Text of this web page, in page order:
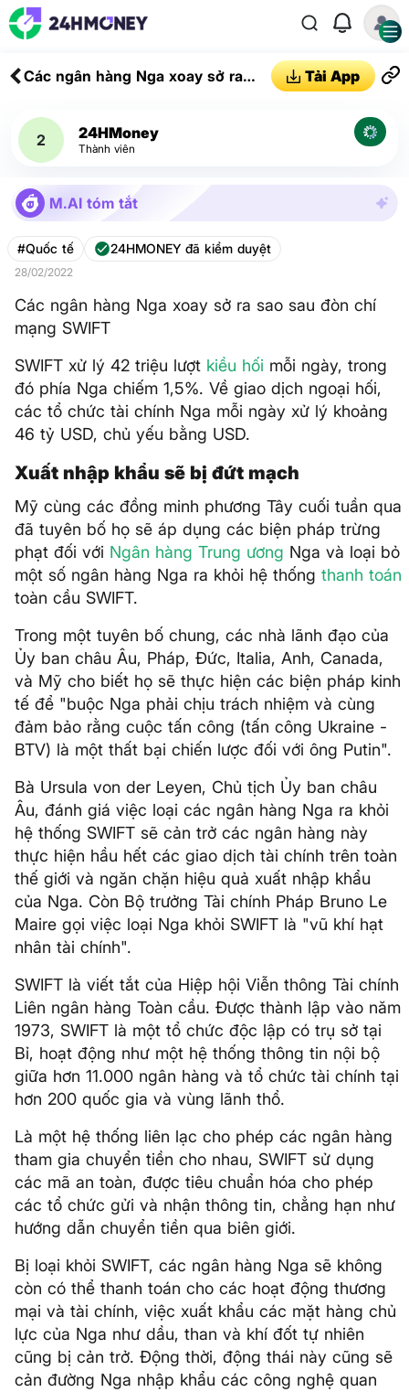
Các ngân hàng Nga xoay sở ra
Tải App
2 24HMoney
Thành viên
M.AI tóm tắt
#Quốc tế 24HMONEY đã kiểm duyệt
28/02/2022
Các ngân hàng Nga xoay sở ra sao sau đòn chí
mạng SWIFT
SWIFT xử lý 42 triệu lượt kiều hối mỗi ngày, trong
đó phía Nga chiếm 1,5%. Về giao dịch ngoại hối,
các tổ chức tài chính Nga mỗi ngày xử lý khoảng
46 tỷ USD, chủ yếu bằng USD.
Xuất nhập khẩu sẽ bị đứt mạch
Mỹ cùng các đồng minh phương Tây cuối tuần qua
đã tuyên bố họ sẽ áp dụng các biện pháp trừng
phạt đối với Ngân hàng Trung ương Nga và loại bỏ
một số ngân hàng Nga ra khỏi hệ thống thanh toán
toàn cầu SWIFT.
Trong một tuyên bố chung, các nhà lãnh đạo của
Ủy ban châu Âu, Pháp, Đức, Italia, Anh, Canada,
và Mỹ cho biết họ sẽ thực hiện các biện pháp kinh
tế để "buộc Nga phải chịu trách nhiệm và cùng
đảm bảo rằng cuộc tấn công (tấn công Ukraine -
BTV) là một thất bại chiến lược đối với ông Putin".
Bà Ursula von der Leyen, Chủ tịch Ủy ban châu
Âu, đánh giá việc loại các ngân hàng Nga ra khỏi
hệ thống SWIFT sẽ cản trở các ngân hàng này
thực hiện hầu hết các giao dịch tài chính trên toàn
thế giới và ngăn chặn hiệu quả xuất nhập khẩu
của Nga. Còn Bộ trưởng Tài chính Pháp Bruno Le
Maire gọi việc loại Nga khỏi SWIFT là "vũ khí hạt
nhân tài chính".
SWIFT là viết tắt của Hiệp hội Viễn thông Tài chính
Liên ngân hàng Toàn cầu. Được thành lập vào năm
1973, SWIFT là một tổ chức độc lập có trụ sở tại
Bỉ, hoạt động như một hệ thống thông tin nội bộ
giữa hơn 11.000 ngân hàng và tổ chức tài chính tại
hơn 200 quốc gia và vùng lãnh thổ.
Là một hệ thống liên lạc cho phép các ngân hàng
tham gia chuyển tiền cho nhau, SWIFT sử dụng
các mã an toàn, được tiêu chuẩn hóa cho phép
các tổ chức gửi và nhận thông tin, chẳng hạn như
hướng dẫn chuyển tiền qua biên giới.
Bị loại khỏi SWIFT, các ngân hàng Nga sẽ không
còn có thể thanh toán cho các hoạt động thương
mại và tài chính, việc xuất khẩu các mặt hàng chủ
lực của Nga như dầu, than và khí đốt tự nhiên
cũng bị cản trở. Động thời, động thái này cũng sẽ
cản đường Nga nhập khẩu các công nghệ quan